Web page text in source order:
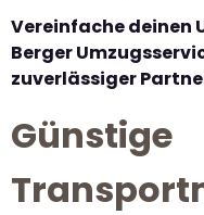
Vereinfache deinen
Berger
zuverlässiger
Günstige